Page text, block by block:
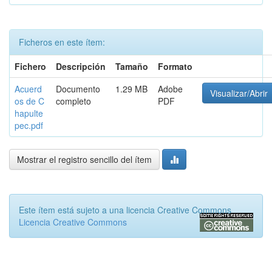
Ficheros en este ítem:
Fichero
Descripción Tamaño
Formato
Acuerd
os de C
hapulte
pec.pdf
Documento
completo
1.29 MB
Adobe
PDF
Visualizar/Abrir
Mostrar el registro sencillo del ítem
Este ítem está sujeto a una licencia Creative Commons
Licencia Creative Commons